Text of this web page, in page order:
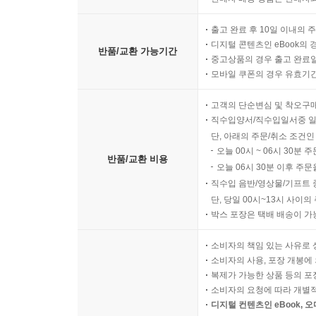
반품/교환 가능기간
출고 완료 후 10일 이내의
디지털 콘텐츠인 eBook의
중고상품의 경우 출고 완료
모바일 쿠폰의 경우 유효기
반품/교환 비용
고객의 단순변심 및 착오구
직수입양서/직수입일서중
단, 아래의 주문/취소 조건
오늘 00시 ~ 06시 30분
오늘 06시 30분 이후 주
직수입 음반/영상물/기프트
단, 당일 00시~13시 사이의
박스 포장은 택배 배송이
소비자의 책임 있는 사유로
소비자의 사용, 포장 개봉
복제가 가능한 상품 등의
소비자의 요청에 따라 개별
디지털 컨텐츠인 eBook,